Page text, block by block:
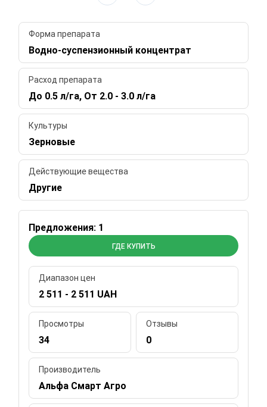
Форма препарата
Водно-суспензионный концентрат
Расход препарата
До 0.5 л/га, От 2.0 - 3.0 л/га
Культуры
Зерновые
Действующие вещества
Другие
Предложения: 1
ГДЕ КУПИТЬ
Диапазон цен
2 511 - 2 511 UAH
Просмотры
34
Отзывы
0
Производитель
Альфа Смарт Агро